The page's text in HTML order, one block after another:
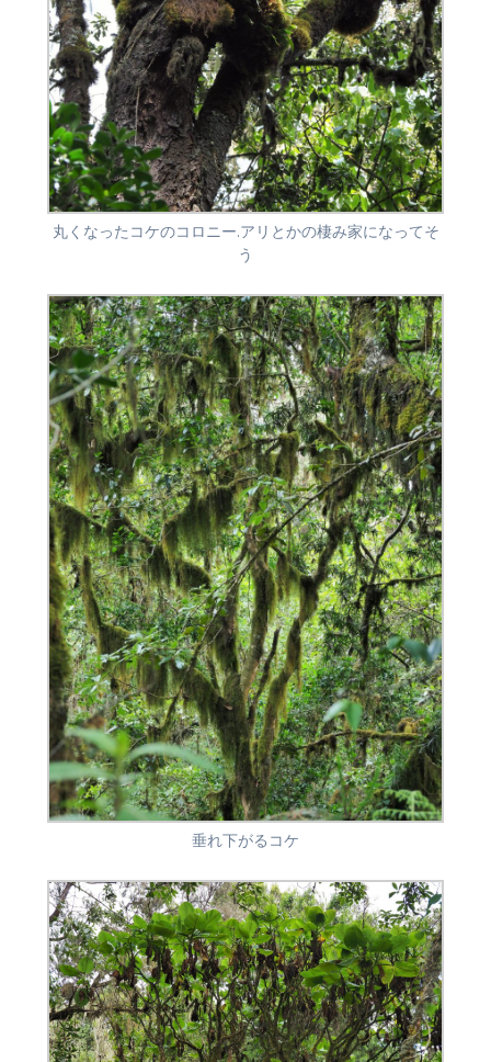
丸くなったコケのコロニー.アリとかの棲み家になってそ
う
垂れ下がるコケ